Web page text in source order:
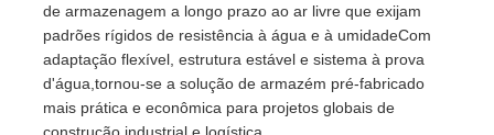
de armazenagem a longo prazo ao ar livre que exijam
padrões rígidos de resistência à água e à umidadeCom
adaptação flexível, estrutura estável e sistema à prova
d'água,tornou-se a solução de armazém pré-fabricado
mais prática e econômica para projetos globais de
construção industrial e logística.